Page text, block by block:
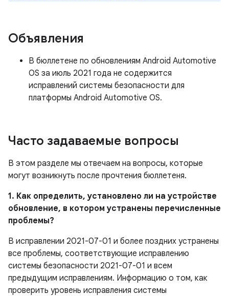
Объявления
В бюллетене по обновлениям Android Automotive
OS за июль 2021 года не содержится
исправлений системы безопасности для
платформы Android Automotive OS.
Часто задаваемые вопросы
В этом разделе мы отвечаем на вопросы, которые
могут возникнуть после прочтения бюллетеня.
1. Как определить, установлено ли на устройстве
обновление, в котором устранены перечисленные
проблемы?
В исправлении 2021-07-01 и более поздних устранены
все проблемы, соответствующие исправлению
системы безопасности 2021-07-01 и всем
предыдущим исправлениям. Информацию о том, как
проверить уровень исправления системы